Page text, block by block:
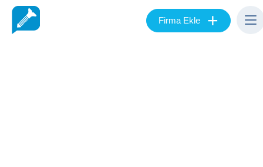
Firma Ekle +